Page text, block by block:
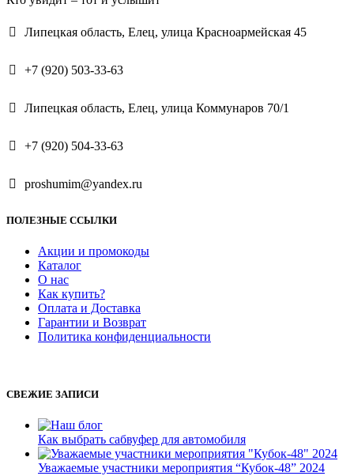
Липецкая область, Елец, улица Красноармейская 45
+7 (920) 503-33-63
Липецкая область, Елец, улица Коммунаров 70/1
+7 (920) 504-33-63
proshumim@yandex.ru
ПОЛЕЗНЫЕ ССЫЛКИ
Акции и промокоды
Каталог
О нас
Как купить?
Оплата и Доставка
Гарантии и Возврат
Политика конфиденциальности
СВЕЖИЕ ЗАПИСИ
Как выбрать сабвуфер для автомобиля
Уважаемые участники мероприятия “Кубок-48” 2024